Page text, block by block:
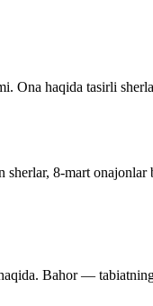
Ona haqida tasirli
8-mart
Bahor —